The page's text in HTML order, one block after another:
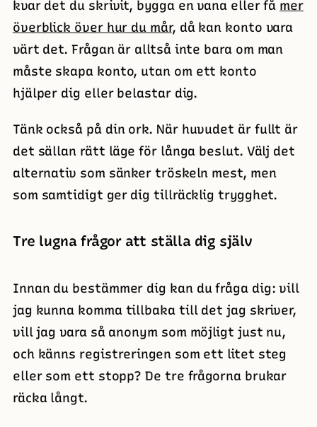
kvar det du skrivit, bygga en vana eller få mer
överblick över hur du mår, då kan konto vara
värt det. Frågan är alltså inte bara om man
måste skapa konto, utan om ett konto
hjälper dig eller belastar dig.
Tänk också på din ork. När huvudet är fullt är
det sällan rätt läge för långa beslut. Välj det
alternativ som sänker tröskeln mest, men
som samtidigt ger dig tillräcklig trygghet.
Tre lugna frågor att ställa dig själv
Innan du bestämmer dig kan du fråga dig: vill
jag kunna komma tillbaka till det jag skriver,
vill jag vara så anonym som möjligt just nu,
och känns registreringen som ett litet steg
eller som ett stopp? De tre frågorna brukar
räcka långt.